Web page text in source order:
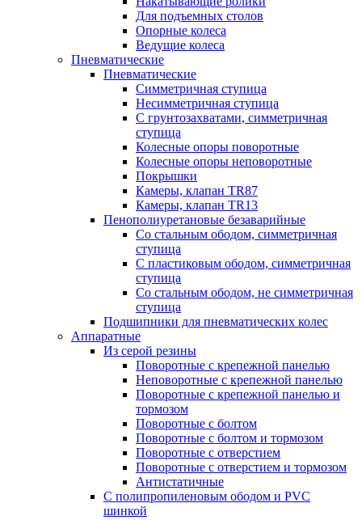
Для подъемных столов
Опорные колеса
Ведущие колеса
Пневматические
Пневматические
Симметричная ступица
Несимметричная ступица
С грунтозахватами, симметричная
ступица
Колесные опоры поворотные
Колесные опоры неповоротные
Покрышки
Камеры, клапан TR87
Камеры, клапан TR13
Пенополиуретановые безаварийные
Со стальным ободом, симметричная
ступица
С пластиковым ободом, симметричная
ступица
Со стальным ободом, не симметричная
ступица
Подшипники для пневматических колес
Аппаратные
Из серой резины
Поворотные с крепежной панелью
Неповоротные с крепежной панелью
Поворотные с крепежной панелью и
тормозом
Поворотные с болтом
Поворотные с болтом и тормозом
Поворотные с отверстием
Поворотные с отверстием и тормозом
Антистатичные
С полипропиленовым ободом и PVC
шинкой